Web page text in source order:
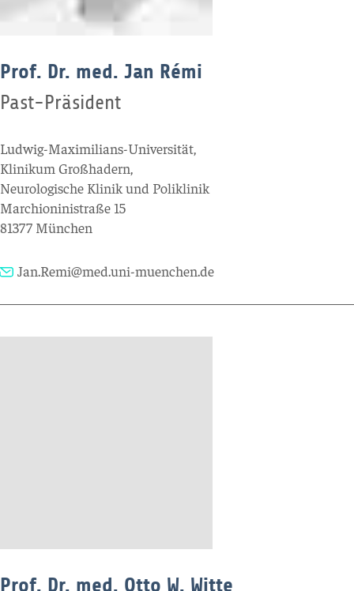
Prof. Dr. med. Jan Rémi
Past-Präsident
Ludwig-Maximilians-Universität,
Klinikum Großhadern,
Neurologische Klinik und Poliklinik
Marchioninistraße 15
81377 München
Jan.Remi@med.uni-muenchen.de
Prof. Dr. med. Otto W. Witte